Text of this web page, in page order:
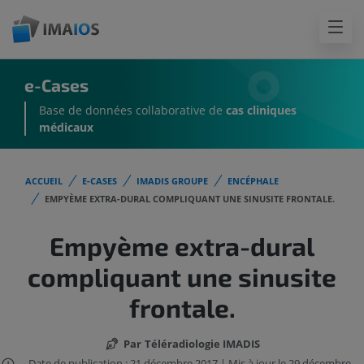
e-Cases
Base de données collaborative de cas cliniques
médicaux
ACCUEIL E-CASES IMADIS GROUPE
ENCÉPHALE
EMPYÈME EXTRA-DURAL COMPLIQUANT UNE SINUSITE FRONTALE.
Empyème extra-dural
compliquant une sinusite
frontale.
Par Téléradiologie IMADIS